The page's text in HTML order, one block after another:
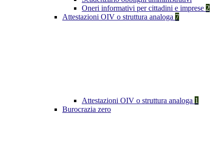
Oneri informativi per cittadini e imprese 2
Attestazioni OIV o struttura analoga 7
Attestazioni OIV o struttura analoga 1
Burocrazia zero